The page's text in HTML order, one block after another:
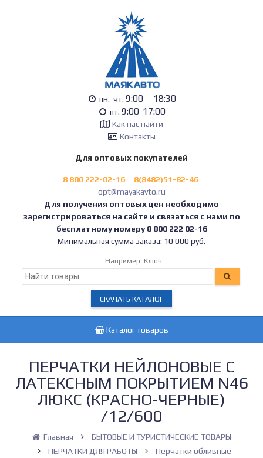
пн.-чт. 9:00 – 18:30
пт. 9:00-17:00
Как нас найти
Контакты
Для оптовых покупателей
8 800 222-02-16
8(8482)51-82-46
opt@mayakavto.ru
Для получения оптовых цен необходимо
зарегистрироваться на сайте и связаться с нами по
бесплатному номеру 8 800 222 02-16
Минимальная сумма заказа: 10 000 руб.
Например: Ключ
СКАЧАТЬ КАТАЛОГ
Каталог товаров
ПЕРЧАТКИ НЕЙЛОНОВЫЕ С
ЛАТЕКСНЫМ ПОКРЫТИЕМ N46
ЛЮКС (КРАСНО-ЧЕРНЫЕ)
/12/600
Главная
БЫТОВЫЕ И ТУРИСТИЧЕСКИЕ ТОВАРЫ
ПЕРЧАТКИ ДЛЯ РАБОТЫ
Перчатки обливные